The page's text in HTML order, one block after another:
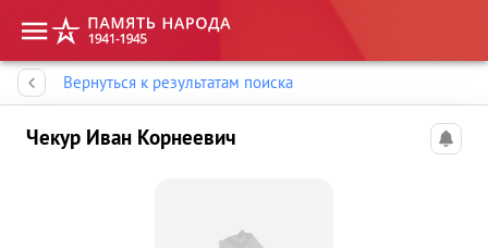
Вернуться к результатам поиска
Чекур Иван Корнеевич
Память народа